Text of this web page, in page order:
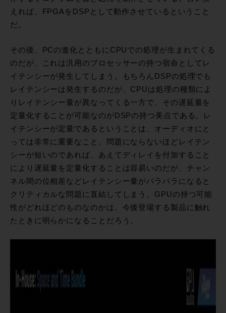
えれば、FPGAをDSPとして動作させているということ
だ。
その後、PCの進化とともにCPUでの処理が生まれてくる
のだが、これは汎用のプロセッサーの持つ宿命としてレ
イテンシーが発生してしまう。もちろんDSPの処理でも
レイテンシーは発生するのだが、CPUは処理の種類によ
りレイテンシー量が異なってくる一方で、その遅延量を
定量化することが可能なのがDSPの持つ美点である。レ
イテンシーが定量であるということは、オーディオにと
っては非常に重要なこと。問題にならないほどレイテン
シーが短いのであれば、あえてディレイを付加すること
により遅延量を定量化することは容易いのだが、チャン
ネル間の位相差などレイテンシー量がバラバラになると
クリティカルな問題に直結してしまう。GPUの持つ可能
性がどれほどのものなのかは、今後登場する製品に触れ
たときに明らかになることだろう。